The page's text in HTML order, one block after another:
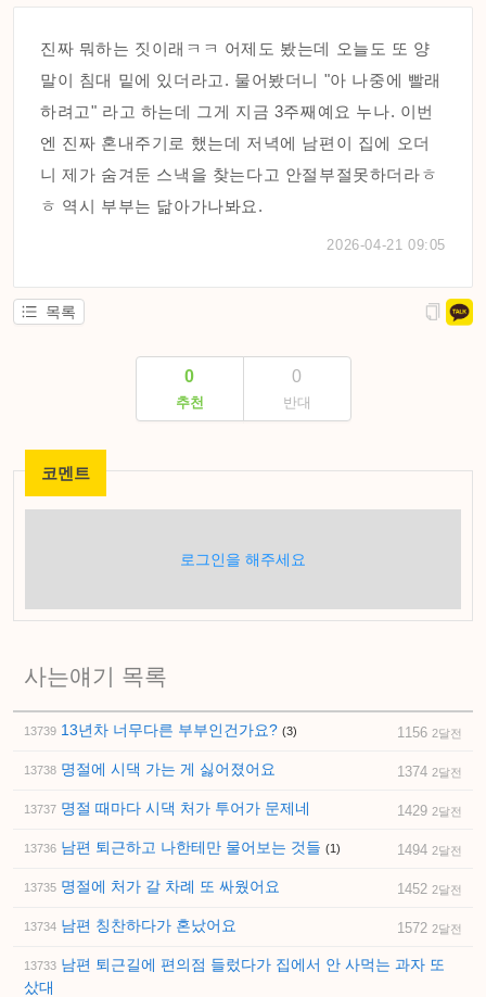
진짜 뭐하는 짓이래ㅋㅋ 어제도 봤는데 오늘도 또 양
말이 침대 밑에 있더라고. 물어봤더니 "아 나중에 빨래
하려고" 라고 하는데 그게 지금 3주째예요 누나. 이번
엔 진짜 혼내주기로 했는데 저녁에 남편이 집에 오더
니 제가 숨겨둔 스낵을 찾는다고 안절부절못하더라ㅎ
ㅎ 역시 부부는 닮아가나봐요.
2026-04-21 09:05
목록
0
추천
0
반대
코멘트
로그인을 해주세요
사는얘기 목록
13739 13년차 너무다른 부부인건가요? (3) 1156 2달전
13738 명절에 시댁 가는 게 싫어졌어요 1374 2달전
13737 명절 때마다 시댁 처가 투어가 문제네 1429 2달전
13736 남편 퇴근하고 나한테만 물어보는 것들 (1) 1494 2달전
13735 명절에 처가 갈 차례 또 싸웠어요 1452 2달전
13734 남편 칭찬하다가 혼났어요 1572 2달전
13733 남편 퇴근길에 편의점 들렀다가 집에서 안 사먹는 과자 또
샀대